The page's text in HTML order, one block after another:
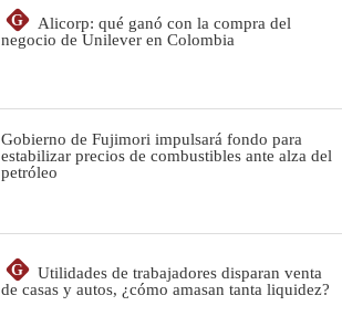
G
Alicorp: qué ganó con la compra del
negocio de Unilever en Colombia
Gobierno de Fujimori impulsará fondo para
estabilizar precios de combustibles ante alza del
petróleo
G
Utilidades de trabajadores disparan venta
de casas y autos, ¿cómo amasan tanta liquidez?